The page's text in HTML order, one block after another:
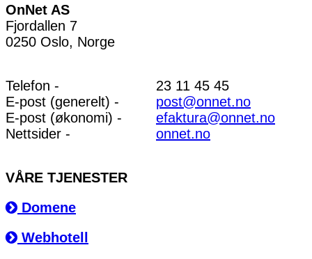
OnNet AS
Fjordallen 7
0250 Oslo, Norge
Telefon -
E-post (generelt) -
E-post (økonomi) -
Nettsider -
23 11 45 45
post@onnet.no
efaktura@onnet.no
onnet.no
VÅRE TJENESTER
Domene
Webhotell